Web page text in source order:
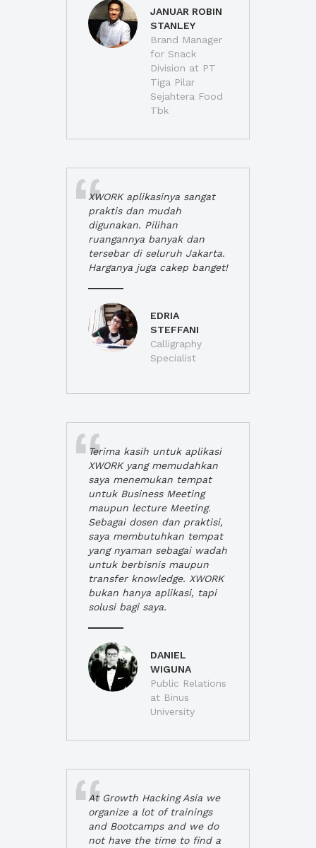
JANUAR ROBIN
STANLEY
Brand Manager
for Snack
Division at PT
Tiga Pilar
Sejahtera Food
Tbk
XWORK aplikasinya sangat
praktis dan mudah
digunakan. Pilihan
ruangannya banyak dan
tersebar di seluruh Jakarta.
Harganya juga cakep banget!
EDRIA
STEFFANI
Calligraphy
Specialist
Terima kasih untuk aplikasi
XWORK yang memudahkan
saya menemukan tempat
untuk Business Meeting
maupun lecture Meeting.
Sebagai dosen dan praktisi,
saya membutuhkan tempat
yang nyaman sebagai wadah
untuk berbisnis maupun
transfer knowledge. XWORK
bukan hanya aplikasi, tapi
solusi bagi saya.
DANIEL
WIGUNA
Public Relations
at Binus
University
At Growth Hacking Asia we
organize a lot of trainings
and Bootcamps and we do
not have the time to find a